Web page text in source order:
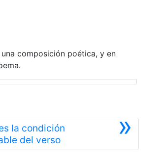
composición poética, y en
»
la condición
del versoSiguiente